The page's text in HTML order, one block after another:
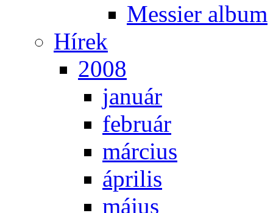
Mes­si­er al­bum
Hí­rek
2008
ja­nu­ár
feb­ru­ár
már­ci­us
áp­ri­lis
má­jus